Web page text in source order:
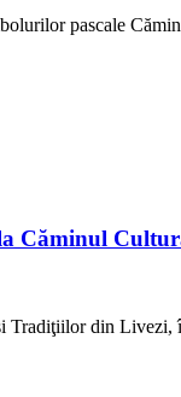
pascale
Căminul
Tradiţiilor din